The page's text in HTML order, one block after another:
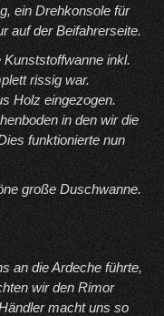
ein Drehkonsole für
auf der Beifahrerseite.
inkl.
rissig war.
Holz eingezogen.
in den wir die
funktionierte nun
große Duschwanne.
an die Ardeche führte,
wir den Rimor
macht uns so